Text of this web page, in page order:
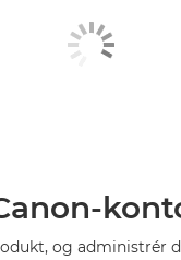
og administrér